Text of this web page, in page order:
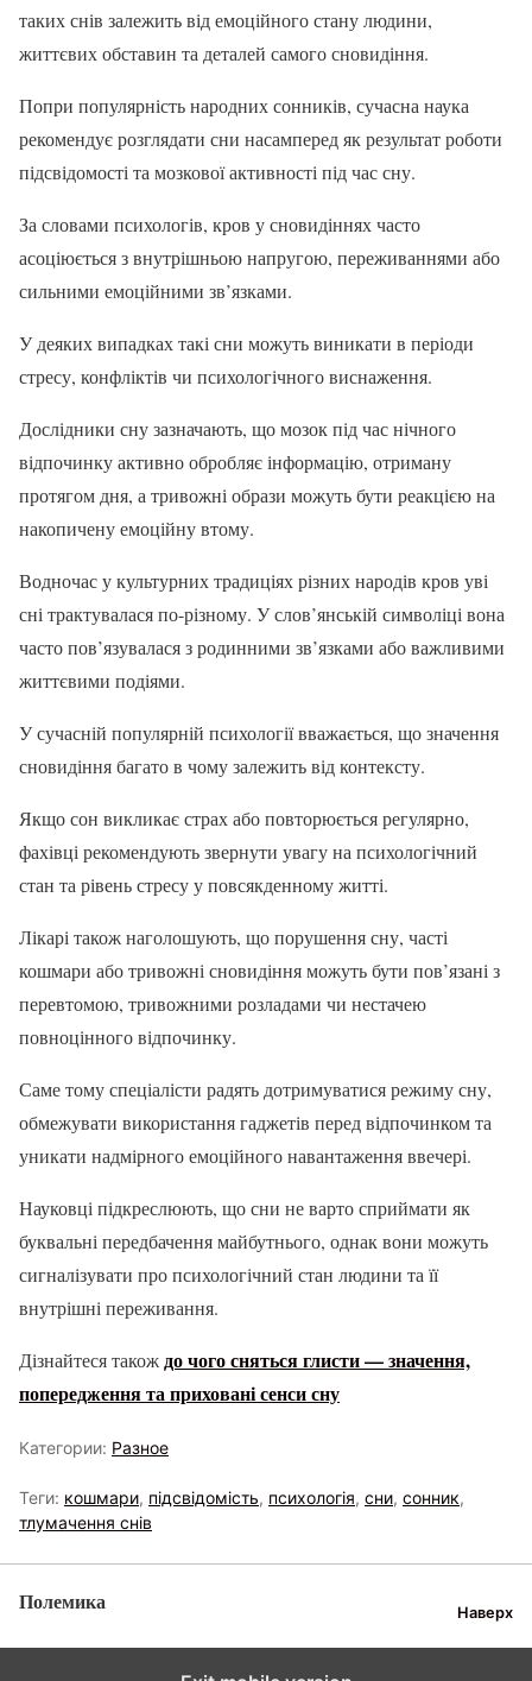
таких снів залежить від емоційного стану людини,
життєвих обставин та деталей самого сновидіння.
Попри популярність народних сонників, сучасна наука
рекомендує розглядати сни насамперед як результат роботи
підсвідомості та мозкової активності під час сну.
За словами психологів, кров у сновидіннях часто
асоціюється з внутрішньою напругою, переживаннями або
сильними емоційними зв’язками.
У деяких випадках такі сни можуть виникати в періоди
стресу, конфліктів чи психологічного виснаження.
Дослідники сну зазначають, що мозок під час нічного
відпочинку активно обробляє інформацію, отриману
протягом дня, а тривожні образи можуть бути реакцією на
накопичену емоційну втому.
Водночас у культурних традиціях різних народів кров уві
сні трактувалася по-різному. У слов’янській символіці вона
часто пов’язувалася з родинними зв’язками або важливими
життєвими подіями.
У сучасній популярній психології вважається, що значення
сновидіння багато в чому залежить від контексту.
Якщо сон викликає страх або повторюється регулярно,
фахівці рекомендують звернути увагу на психологічний
стан та рівень стресу у повсякденному житті.
Лікарі також наголошують, що порушення сну, часті
кошмари або тривожні сновидіння можуть бути пов’язані з
перевтомою, тривожними розладами чи нестачею
повноцінного відпочинку.
Саме тому спеціалісти радять дотримуватися режиму сну,
обмежувати використання гаджетів перед відпочинком та
уникати надмірного емоційного навантаження ввечері.
Науковці підкреслюють, що сни не варто сприймати як
буквальні передбачення майбутнього, однак вони можуть
сигналізувати про психологічний стан людини та її
внутрішні переживання.
Дізнайтеся такождо чого сняться глисти — значення,
попередження та приховані сенси сну
Категории: Разное
Теги: кошмари, підсвідомість, психологія, сни, сонник,
тлумачення снів
Полемика Наверх